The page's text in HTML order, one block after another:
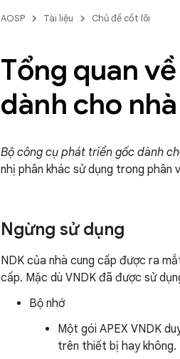
AOSP Tài liệu Chủ đề cốt lõi
Tổng quan
dành cho
Bộ công cụ phát triển gốc dành
nhị phân khác sử dụng trong phân
Ngừng sử dụng
NDK của nhà cung cấp được ra
cấp. Mặc dù VNDK đã được sử
Bộ nhớ
Một gói APEX VNDK
trên thiết bị hay không.